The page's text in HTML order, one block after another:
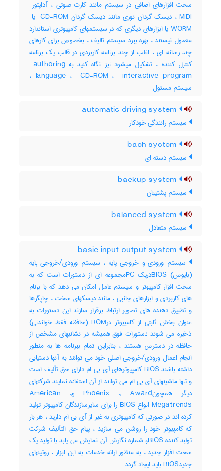
WORM یا ابزارهای دیگری که در سیستمهای کامپیوتری استاندارد
معمول نیستند ، بهره ببرد سیستم تالیف ، بخصوص برای کارهای
چند رسانه ای ، اغلب از چند برنامه کاربردی در قالب یک برنامه
کنترل کننده ، تشکیل میشود نیز نگاه کنید به ‎ authoring
language ، ‎ CD-ROM ، ‎ interactive program ،
سیستم مسئول
سیستم رانندگی خودکار
سیستم دسته ای
سیستم پشتیبان
سیستم متعادل
سیستم ورودی و خروجی پایه ، سیستم ورودی/خروجی پایه
(بایوس) BIOSدریک PCمجموعه ای از دستورات است که به
سخت افزار کامپیوتر و سیستم عامل امکان می دهد که با برنام
های کاربردی و ابزارهای جانبی ، مانند دیسکهای سخت ، چاپگرها
و تطبیق دهنده های تصویر ارتباط برقرار سازند این دستورات به
عنوان بخش ثابتی از کامپیوتر درROM (حافظه فقط خواندنی)
ذخیره می شوند دستورات فوق همیشه در نشانیهای مشخص از
حافظه در دسترس هستند ، بنابراین تمام ببرنامه ها به منظور
انجام اعمال ورودی/خروجی اصلی خود می توانند به آنها دستیابی
داشته باشند BIOS کامپیوترهای آی بی ام دارای حق تألیف است
و تنها ماشینهای آی بی ام می توانند از آن استفاده نمایند شرکتهای
دیگر همچونPhoenix , Award وAmerican ,
Megatrends انواع BIOS را برای سایرسازندگان کامپیوتر تولید
کرده اند در صورتی که کامپیوتری به غیر از آی بی ام دارید ، هر بار
که کامپیوتر خود را روشن می سازید ، پیام حق التألیف شرکت
تولید کننده BIOSو شماره نگارش آن نمایش می یابد با تولید یک
سخت افزار جدید ، به منظور ارائه خدمات به این ابزار ، روتینهای
جدیدBIOS باید ایجاد گردد